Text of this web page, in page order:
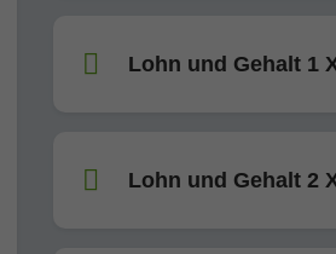
Lohn und Gehalt 1
Lohn und Gehalt 2